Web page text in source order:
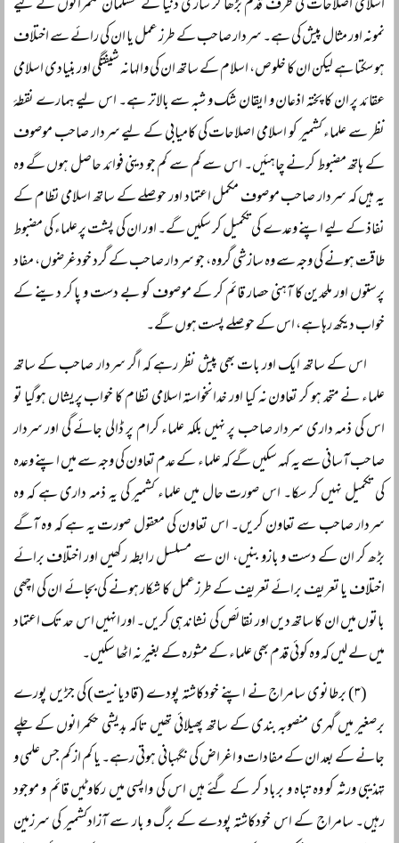
اسلامی اصلاحات کی طرف قدم بڑھا کر ساری دنیا کے مسلمان حکمرانوں کے لیے
نمونہ اور مثال پیش کی ہے۔ سردار صاحب کے طرز عمل یا ان کی رائے سے اختلاف
ہو سکتا ہے لیکن ان کا خلوص، اسلام کے ساتھ ان کی والہانہ شیفتگی اور بنیادی اسلامی
عقائد پر ان کا پختہ اذعان و ایقان شک و شبہ سے بالاتر ہے۔ اس لیے ہمارے نقطۂ
نظر سے علماء کشمیر کو اسلامی اصلاحات کی کامیابی کے لیے سردار صاحب موصوف
کے ہاتھ مضبوط کرنے چاہئیں۔ اس سے کم سے کم جو دینی فوائد حاصل ہوں گے وہ
یہ ہیں کہ سردار صاحب موصوف مکمل اعتماد اور حوصلے کے ساتھ اسلامی نظام کے
نفاذ کے لیے اپنے وعدے کی تکمیل کر سکیں گے۔ اور ان کی پشت پر علماء کی مضبوط
طاقت ہونے کی وجہ سے وہ سازشی گروہ، جو سردار صاحب کے گرد خودغرضوں، مفاد
پرستوں اور ملحدین کا آہنی حصار قائم کر کے موصوف کو بے دست و پا کر دینے کے
خواب دیکھ رہا ہے، اس کے حوصلے پست ہوں گے۔
اس کے ساتھ ایک اور بات بھی پیش نظر رہے کہ اگر سردار صاحب کے ساتھ
علماء نے متحد ہو کر تعاون نہ کیا اور خدانخواستہ اسلامی نظام کا خواب پریشاں ہوگیا تو
اس کی ذمہ داری سردار صاحب پر نہیں بلکہ علماء کرام پر ڈالی جائے گی اور سردار
صاحب آسانی سے یہ کہہ سکیں گے کہ علماء کے عدم تعاون کی وجہ سے میں اپنے وعدہ
کی تکمیل نہیں کر سکا۔ اس صورت حال میں علماء کشمیر کی یہ ذمہ داری ہے کہ وہ
سردار صاحب سے تعاون کریں۔ اس تعاون کی معقول صورت یہ ہے کہ وہ آگے
بڑھ کر ان کے دست و بازو بنیں، ان سے مسلسل رابطہ رکھیں اور اختلاف برائے
اختلاف یا تعریف برائے تعریف کے طرزعمل کا شکار ہونے کی بجائے ان کی اچھی
باتوں میں ان کا ساتھ دیں اور نقائص کی نشاندہی کریں۔ اور انہیں اس حد تک اعتماد
میں لے لیں کہ وہ کوئی قدم بھی علماء کے مشورہ کے بغیر نہ اٹھا سکیں۔
(۳) برطانوی سامراج نے اپنے خودکاشتہ پودے (قادیانیت) کی جڑیں پورے
برصغیر میں گہری منصوبہ بندی کے ساتھ پھیلائی تھیں تاکہ بدیشی حکمرانوں کے چلے
جانے کے بعد ان کے مفادات و اغراض کی نگہبانی ہوتی رہے۔ یا کم از کم جس علمی و
تہذیبی ورثہ کو وہ تباہ و برباد کر کے گئے ہیں اس کی واپسی میں رکاوٹیں قائم و موجود
رہیں۔ سامراج کے اس خودکاشتہ پودے کے برگ و بار سے آزادکشمیر کی سرزمین